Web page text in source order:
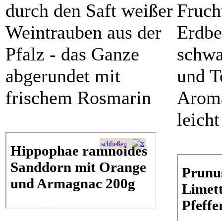
durch den Saft weißer
Weintrauben aus der
Pfalz - das Ganze
abgerundet mit
frischem Rosmarin
und